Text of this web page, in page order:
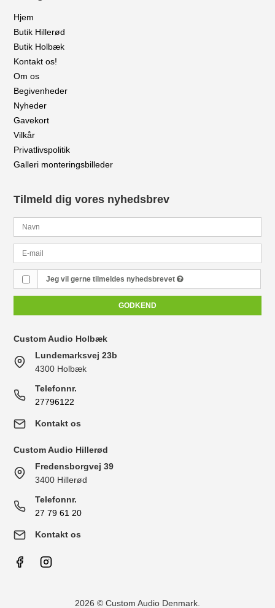
Hjem
Butik Hillerød
Butik Holbæk
Kontakt os!
Om os
Begivenheder
Nyheder
Gavekort
Vilkår
Privatlivspolitik
Galleri monteringsbilleder
Tilmeld dig vores nyhedsbrev
Jeg vil gerne tilmeldes nyhedsbrevet
GODKEND
Custom Audio Holbæk
Lundemarksvej 23b
4300 Holbæk
Telefonnr.
27796122
Kontakt os
Custom Audio Hillerød
Fredensborgvej 39
3400 Hillerød
Telefonnr.
27 79 61 20
Kontakt os
2026 © Custom Audio Denmark.